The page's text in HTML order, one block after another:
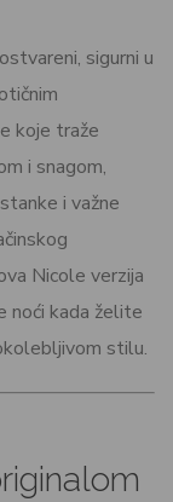
sigurni u
koje traže
i snagom,
i važne
Nicole verzija
noći kada želite
stilu.